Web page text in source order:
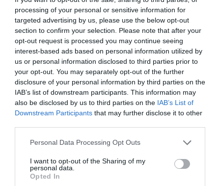
processing of your personal or sensitive information for
targeted advertising by us, please use the below opt-out
section to confirm your selection. Please note that after your
opt-out request is processed you may continue seeing
interest-based ads based on personal information utilized by
us or personal information disclosed to third parties prior to
your opt-out. You may separately opt-out of the further
disclosure of your personal information by third parties on the
IAB’s list of downstream participants. This information may
also be disclosed by us to third parties on the IAB’s List of
Downstream Participants that may further disclose it to other
Please note that this website/app uses one or more Google
not limited to your visit or usage behaviour. You may click to
grant or deny consent to Google and its third-party tags to
use your data for below specified purposes in below Google
Personal Data Processing Opt Outs
I want to opt-out of the Sharing of my
personal data.
Opted In
08.01.2025 | 15:30
Έρευνα ΙΕΛΚΑ: Χαμηλότερες οι τιμές στα
σούπερ μάρκετ συγκριτικά με άλλες
17.09.2024 | 09:00